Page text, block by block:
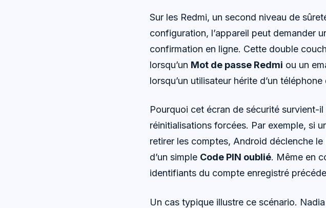
Sur les Redmi, un second niveau de
configuration, l’appareil peut demander
confirmation en ligne. Cette double
lorsqu’un Mot de passe Redmi ou un
lorsqu’un utilisateur hérite d’un
Pourquoi cet écran de sécurité survient-
réinitialisations forcées. Par exemple, si
retirer les comptes, Android déclenche le
d’un simple Code PIN oublié. Même en
identifiants du compte enregistré
Un cas typique illustre ce scénario.